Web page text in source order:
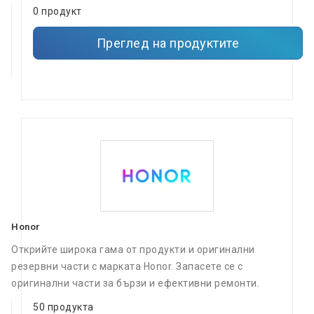
0 продукт
Преглед на продуктите
Honor
Открийте широка гама от продукти и оригинални
резервни части с марката Honor. Запасете се с
оригинални части за бързи и ефективни ремонти.
50 продукта